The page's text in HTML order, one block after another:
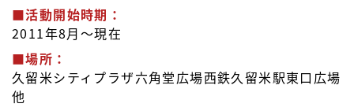
■活動開始時期：
2011年8月～現在
■場所：
久留米シティプラザ六角堂広場西鉄久留米駅東口広場
他